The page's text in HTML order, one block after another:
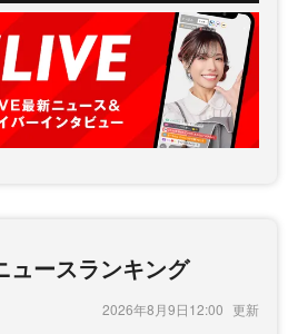
ュースランキング
2026年8月9日12:00